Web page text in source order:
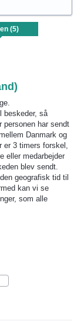
beskeder, så
personen har sendt
Danmark og
er 3 timers forskel,
eller medarbejder
blev sendt.
geografisk tid til
kan vi se
som alle